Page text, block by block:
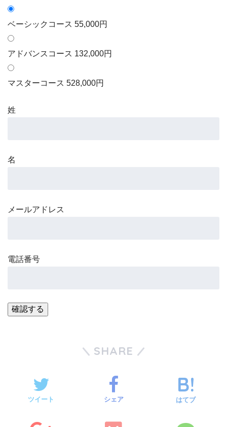
ベーシックコース 55,000円
アドバンスコース 132,000円
マスターコース 528,000円
姓
名
メールアドレス
電話番号
SHARE
ツイート シェア はてブ